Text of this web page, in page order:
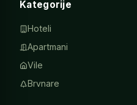
Kategorije
Hoteli
Apartmani
Vile
Brvnare